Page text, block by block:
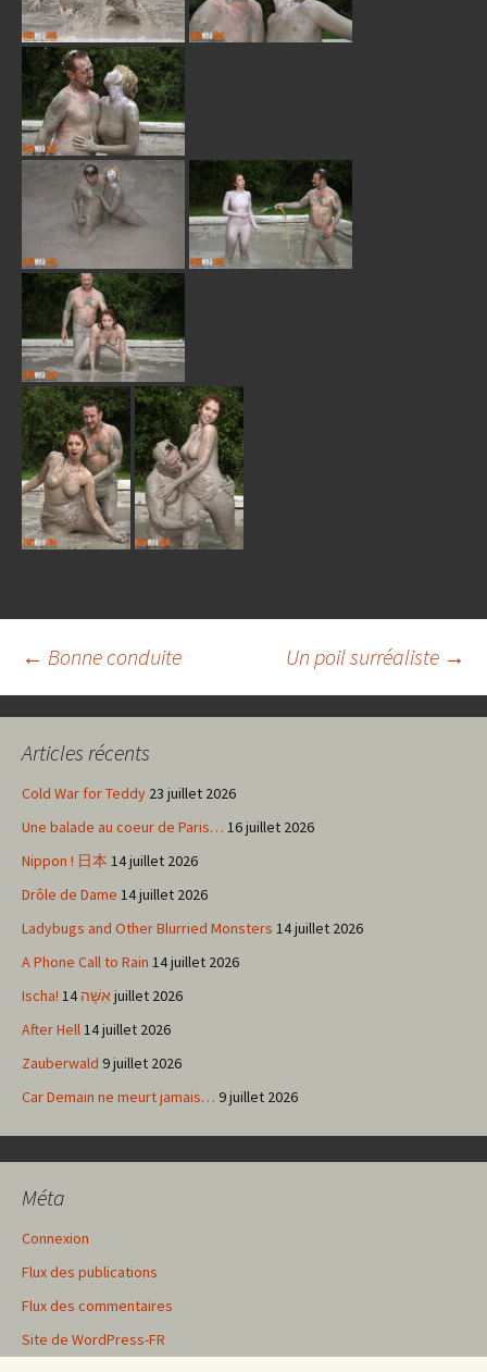
Navigation
des
articles
← Bonne conduite Un poil surréaliste →
Articles récents
Cold War for Teddy 23 juillet 2026
Une balade au coeur de Paris… 16 juillet 2026
Nippon ! 日本 14 juillet 2026
Drôle de Dame 14 juillet 2026
Ladybugs and Other Blurried Monsters 14 juillet 2026
A Phone Call to Rain 14 juillet 2026
Ischa! אִשָּׁה14 juillet 2026
After Hell14 juillet 2026
Zauberwald 9 juillet 2026
Car Demain ne meurt jamais… 9 juillet 2026
Méta
Connexion
Flux des publications
Flux des commentaires
Site de WordPress-FR